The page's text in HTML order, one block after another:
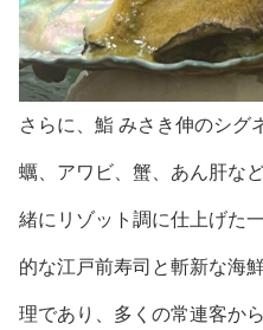
さらに、鮨 みさき伸のシグ
蠣、アワビ、蟹、あん肝な
緒にリゾット調に仕上げた
的な江戸前寿司と斬新な海
理であり、多くの常連客か